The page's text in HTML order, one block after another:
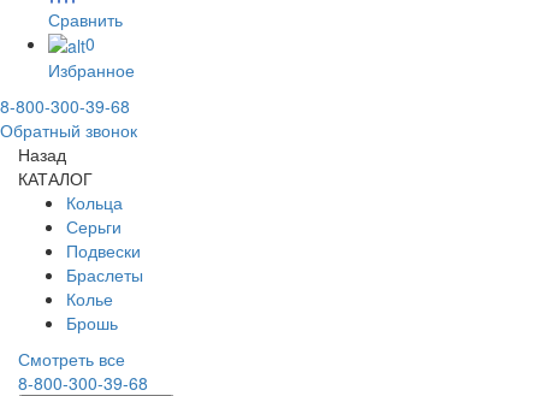
Сравнить
0
Избранное
8-800-300-39-68
Обратный звонок
Назад
КАТАЛОГ
Кольца
Серьги
Подвески
Браслеты
Колье
Брошь
Смотреть все
8-800-300-39-68